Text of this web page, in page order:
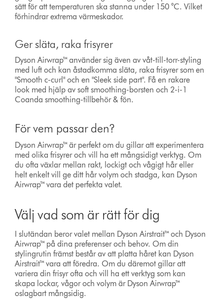
sätt för att temperaturen ska stanna under 150 °C. Vilket
förhindrar extrema värmeskador.
Ger släta, raka frisyrer
Dyson Airwrap™ använder sig även av våt-till-torr-styling
med luft och kan åstadkomma släta, raka frisyrer som en
"Smooth c-curl" och en "Sleek side part". Få en rakare
look med hjälp av soft smoothing-borsten och 2-i-1
Coanda smoothing-tillbehör & fön.
För vem passar den?
Dyson Airwrap™ är perfekt om du gillar att experimentera
med olika frisyrer och vill ha ett mångsidigt verktyg. Om
du ofta växlar mellan rakt, lockigt och vågigt hår eller
helt enkelt vill ge ditt hår volym och stadga, kan Dyson
Airwrap™ vara det perfekta valet.
Välj vad som är rätt för dig
I slutändan beror valet mellan Dyson Airstrait™ och Dyson
Airwrap™ på dina preferenser och behov. Om din
stylingrutin främst består av att platta håret kan Dyson
Airstrait™ vara att föredra. Om du däremot gillar att
variera din frisyr ofta och vill ha ett verktyg som kan
skapa lockar, vågor och volym är Dyson Airwrap™
oslagbart mångsidig.